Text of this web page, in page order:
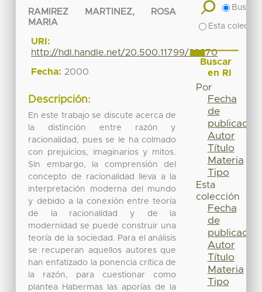
RAMIREZ MARTINEZ, ROSA
MARIA
URI:
http://hdl.handle.net/20.500.11799/38270
Fecha: 2000
Descripción:
En este trabajo se discute acerca de
la distinción entre razón y
racionalidad, pues se le ha colmado
con prejuicios, imaginarios y mitos.
Sin embargo, la comprensión del
concepto de racionalidad lleva a la
interpretación moderna del mundo
y debido a la conexión entre teoría
de la racionalidad y de la
modernidad se puede construir una
teoría de la sociedad. Para el análisis
se recuperan aquellos autores que
han enfatizado la ponencia crítica de
la razón, para cuestionar como
plantea Habermas las aporías de la
Buscar
Esta
Buscar
en RI
Por
Fecha
de
publicación
Autor
Título
Materia
Tipo
Esta
colección
Fecha
de
publicación
Autor
Título
Materia
Tipo